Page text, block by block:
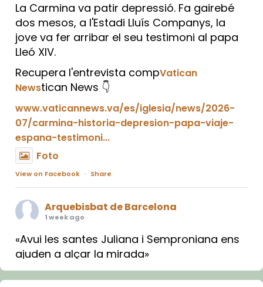
La Carmina va patir depressió. Fa gairebé
dos mesos, a l'Estadi Lluís Companys, la
jove va fer arribar el seu testimoni al papa
Lleó XIV.
Recupera l'entrevista compVatican
Newstican News 👇
www.vaticannews.va/es/iglesia/news/2026-
07/carmina-historia-depresion-papa-viaje-
espana-testimoni...
Foto
View on Facebook · Share
Arquebisbat de Barcelona
1 week ago
«Avui les santes Juliana i Semproniana ens
ajuden a alçar la mirada»
Mons. Sergi Gordo, bisbe de Tortosa, ha